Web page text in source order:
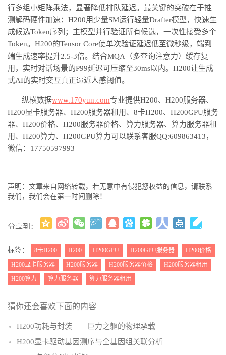
行多组小矩阵乘法，显著降低排队延迟。最关键的突破在于推
测解码硬件加速：H200用少量SM运行轻量Drafter模型，快速生
成候选Token序列；主模型并行验证所有候选，一次性接受多个
Token。H200的Tensor Core使单次验证延迟低至微秒级，端到
端生成速率提升2.5-3倍。结合MQA（多查询注意力）缓存复
用，实时对话场景的P99延迟可压缩至30ms以内。H200让生成
式AI的实时交互真正逼近人感阈值。
纵横数据www.170yun.com专业提供H200、H200服务器、
H200显卡服务器、H200服务器租用、8卡H200、H200GPU服务
器、H200价格、H200服务器价格、算力服务器、算力服务器租
用、H200算力、H200GPU算力可以联系客服QQ:609863413，
微信：17750597993
声明：文章来自网络转载，若无意中有侵犯您权益的信息，请联系
我们，我们会在第一时间删除！
分享到：
( )
标签： 8卡H200 H200 H200GPU H200GPU服务器
H200价格
H200显卡服务器
H200服务器 H200服务器价格
H200服务器租用
H200算力
算力服务器 算力服务器租用
猜你还会喜欢下面的内容
H200功耗与封装——巨力之躯的物理承载
H200显卡驱动基因测序与全基因组关联分析